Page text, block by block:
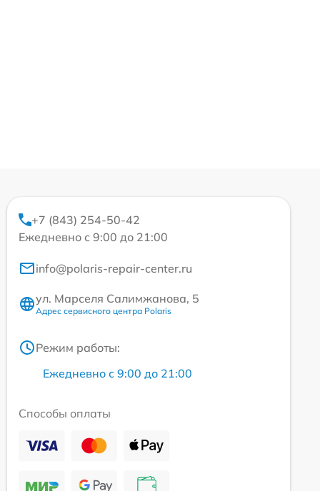
+7 (843) 254-50-42
Ежедневно с 9:00 до 21:00
info@polaris-repair-center.ru
ул. Марселя Салимжанова, 5
Адрес сервисного центра Polaris
Режим работы:
Ежедневно с 9:00 до 21:00
Способы оплаты